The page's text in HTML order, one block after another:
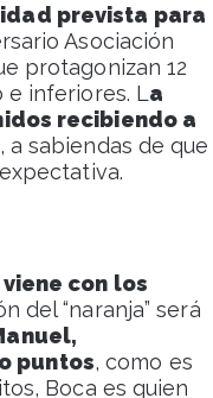
prevista para
Asociación
protagonizan 12
e inferiores. La
recibiendo a
sabiendas de que
con los
del “naranja” será
puntos, como es
Boca es quien